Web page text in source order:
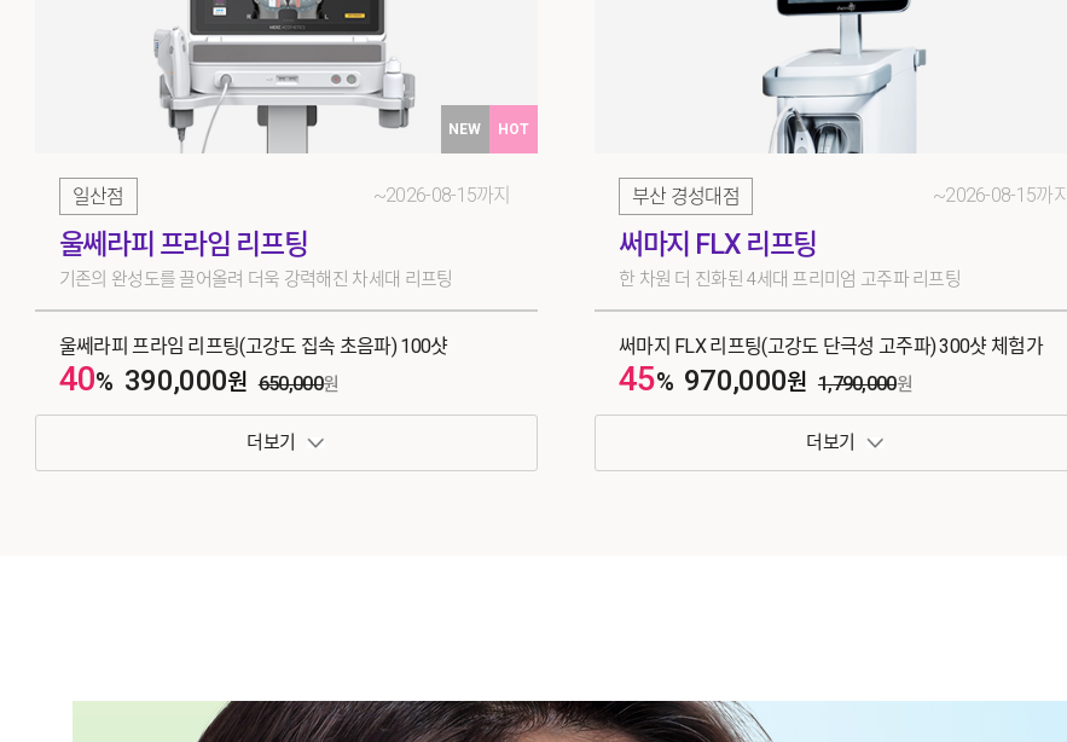
NEW HOT
일산점 ~2026-08-15까지
울쎄라피 프라임 리프팅
기존의 완성도를 끌어올려 더욱 강력해진 차세대 리프팅
울쎄라피 프라임 리프팅(고강도 집속 초음파) 100샷
40% 390,000원 650,000원
패키지 보기 토글
부산 경성대점 ~2026-08-15까지
써마지 FLX 리프팅
한 차원 더 진화된 4세대 프리미엄 고주파 리프팅
써마지 FLX 리프팅(고강도 단극성 고주파) 300샷 체험가
45% 970,000원 1,790,000원
패키지 보기 토글